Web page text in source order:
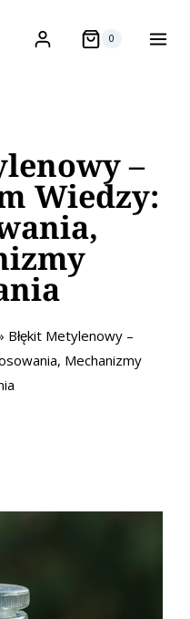
0
–
Wiedzy:
Błękit Metylenowy –
Mechanizmy